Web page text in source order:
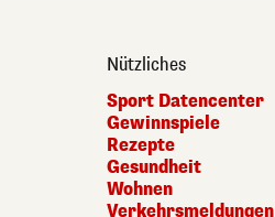
Nützliches
Sport Datencenter
Gewinnspiele
Rezepte
Gesundheit
Wohnen
Verkehrsmeldungen